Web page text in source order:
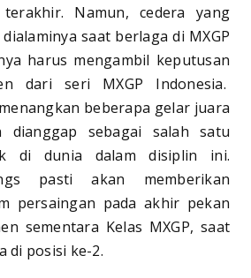
Namun, cedera yang
saat berlaga di MXGP
harus mengambil keputusan
dari seri MXGP Indonesia.
beberapa gelar juara
dianggap sebagai salah satu
di dunia dalam disiplin ini.
pasti akan memberikan
persaingan pada akhir pekan
sementara Kelas MXGP, saat
di posisi ke-2.